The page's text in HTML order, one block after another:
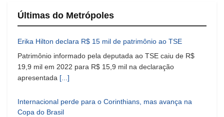
Últimas do Metrópoles
Erika Hilton declara R$ 15 mil de patrimônio ao TSE
Patrimônio informado pela deputada ao TSE caiu de R$
19,9 mil em 2022 para R$ 15,9 mil na declaração
apresentada [...]
Internacional perde para o Corinthians, mas avança na
Copa do Brasil